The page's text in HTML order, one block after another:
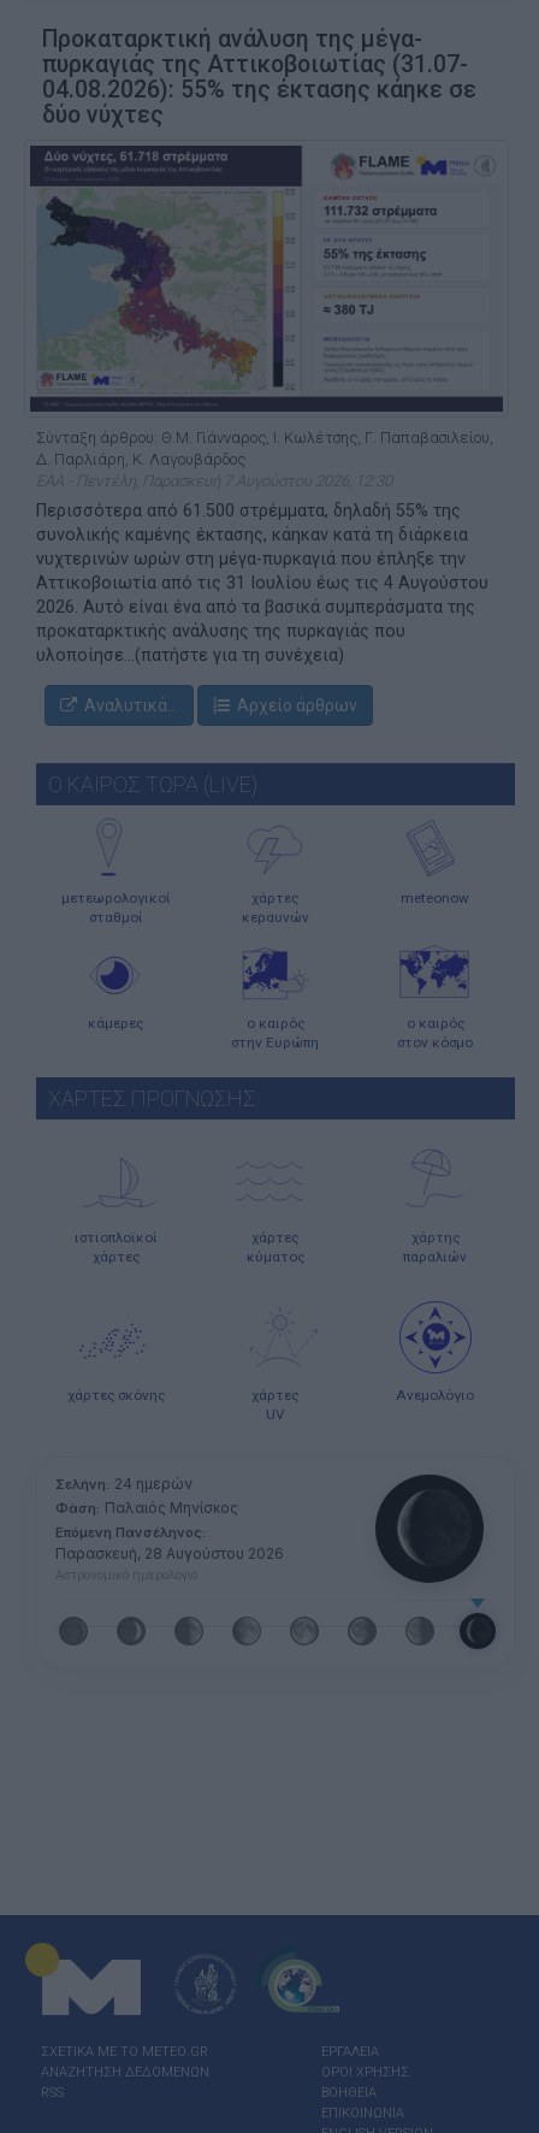
Προκαταρκτική ανάλυση της μέγα-
πυρκαγιάς της Αττικοβοιωτίας (31.07-
04.08.2026): 55% της έκτασης κάηκε σε
δύο νύχτες
Σύνταξη άρθρου: Θ.Μ. Γιάνναρος, Ι. Κωλέτσης, Γ. Παπαβασιλείου,
Δ. Παρλιάρη, Κ. Λαγουβάρδος
ΕΑΑ - Πεντέλη, Παρασκευή 7 Αυγούστου 2026, 12:30
Περισσότερα από 61.500 στρέμματα, δηλαδή 55% της
συνολικής καμένης έκτασης, κάηκαν κατά τη διάρκεια
νυχτερινών ωρών στη μέγα-πυρκαγιά που έπληξε την
Αττικοβοιωτία από τις 31 Ιουλίου έως τις 4 Αυγούστου
2026. Αυτό είναι ένα από τα βασικά συμπεράσματα της
προκαταρκτικής ανάλυσης της πυρκαγιάς που
υλοποίησε...(πατήστε για τη συνέχεια)
Αναλυτικά... Αρχείο άρθρων
Ο ΚΑΙΡΟΣ ΤΩΡΑ (LIVE)
μετεωρολογικοί
σταθμοί
χάρτες
κεραυνών
meteonow
κάμερες
ο καιρός
στην Ευρώπη
ο καιρός
στον κόσμο
ΧΑΡΤΕΣ ΠΡΟΓΝΩΣΗΣ
ιστιοπλοϊκοί
χάρτες
χάρτες
κύματος
χάρτης
παραλιών
χάρτες σκόνης
χάρτες
UV
Ανεμολόγιο
Σελήνη: 24 ημερών
Φάση: Παλαιός Μηνίσκος
Επόμενη Πανσέληνος:
Παρασκευή, 28 Αυγούστου 2026
Αστρονομικό ημερολόγιο
ΣΧΕΤΙΚΑ ΜΕ ΤΟ ΜΕΤΕΟ.GR
ΑΝΑΖΗΤΗΣΗ ΔΕΔΟΜΕΝΩΝ
RSS
ΕΡΓΑΛΕΙΑ
ΟΡΟΙ ΧΡΗΣΗΣ
ΒΟΗΘΕΙΑ
ΕΠΙΚΟΙΝΩΝΙΑ